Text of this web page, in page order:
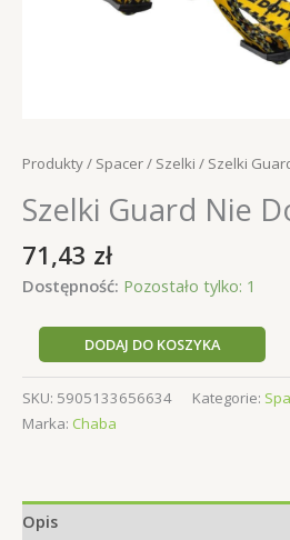
Produkty/ Spacer/ Szelki / Szelki
Szelki Guard Nie
71,43 zł
Dostępność: Pozostało tylko: 1
ilość
Szelki
Guard
Nie
DODAJ DO KOSZYKA
SKU: 5905133656634 Kategorie:
Marka: Chaba
Opis